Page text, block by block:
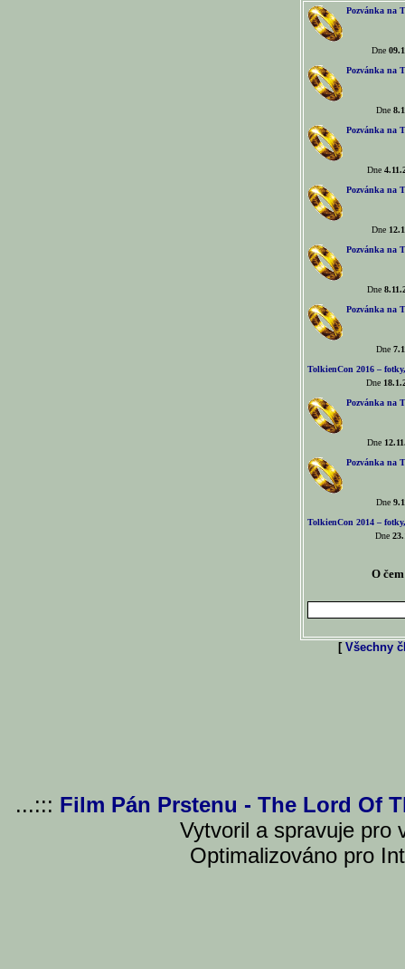
Pozvánka na
Dne
Pozvánka na
Dne
Pozvánka na
Dne
Pozvánka na
Dne
Pozvánka na
Dne
Pozvánka na
Dne
TolkienCon 2016 –
Dne
Pozvánka na
Dne
Pozvánka na
Dne
TolkienCon 2014 –
Dne
O
[ Všechny
...::: Film Pán Prstenu - The Lord Of
Vytvoril a spravuje pro
Optimalizováno pro